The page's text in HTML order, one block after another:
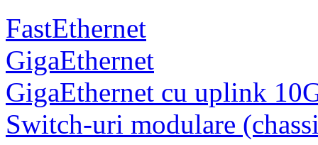
FastEthernet
GigaEthernet
GigaEthernet cu uplink
Switch-uri modulare